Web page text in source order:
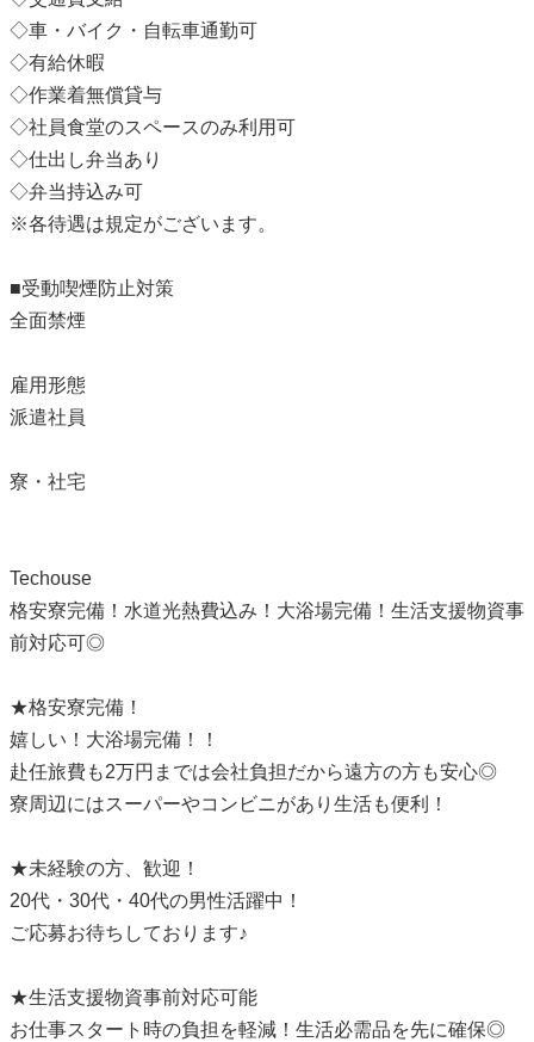
◇車・バイク・自転車通勤可
◇有給休暇
◇作業着無償貸与
◇社員食堂のスペースのみ利用可
◇仕出し弁当あり
◇弁当持込み可
※各待遇は規定がございます。
■受動喫煙防止対策
全面禁煙
雇用形態
派遣社員
寮・社宅
Techouse
格安寮完備！水道光熱費込み！大浴場完備！生活支援物資事
前対応可◎
★格安寮完備！
嬉しい！大浴場完備！！
赴任旅費も2万円までは会社負担だから遠方の方も安心◎
寮周辺にはスーパーやコンビニがあり生活も便利！
★未経験の方、歓迎！
20代・30代・40代の男性活躍中！
ご応募お待ちしております♪
★生活支援物資事前対応可能
お仕事スタート時の負担を軽減！生活必需品を先に確保◎